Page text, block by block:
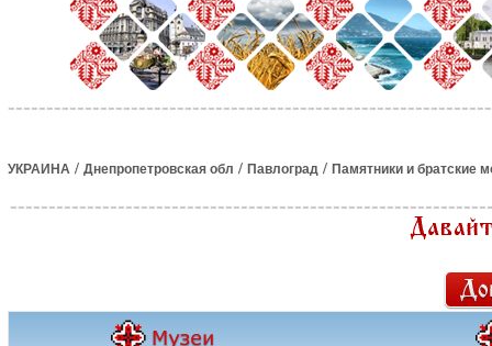
УКРАИНА / Днепропетровская обл / Павлоград / Памятники и братские